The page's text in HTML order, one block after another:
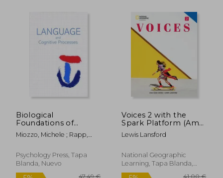
5%
dcto.
5%
dcto.
Biological
Foundations of
Language
Production: A Special
and Cognitive
Processes (en Inglés)
Miozzo, Michele ; Rapp,
Psychology Press, Tapa
Blanda, Nuevo
Voices 2 with the
Spark Platform (Ame)
(en Inglés)
Lewis Lansford
National Geographic
Learning, Tapa Blanda,
Nuevo